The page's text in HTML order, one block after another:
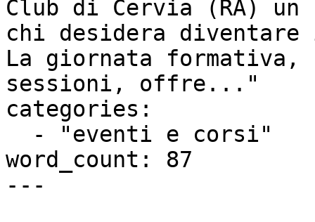
Club di Cervia (RA)
chi desidera
La giornata
sessioni, offre..."
categories:
word_count: 87
---